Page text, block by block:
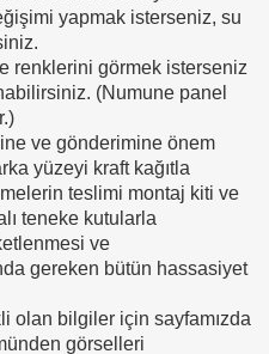
yapmak isterseniz, su
renklerini görmek isterseniz
(Numune panel
ve gönderimine önem
yüzeyi kraft kağıtla
teslimi montaj kiti ve
teneke kutularla
ve
gereken bütün hassasiyet
olan bilgiler için sayfamızda
görselleri